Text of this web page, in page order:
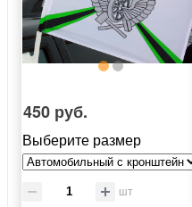
450 руб.
Выберите размер
шт